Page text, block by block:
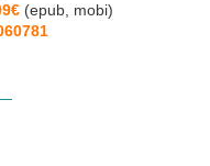
(epub, mobi)